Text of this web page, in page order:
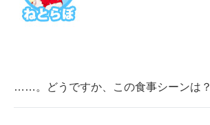
……。どうですか、この食事シーンは？